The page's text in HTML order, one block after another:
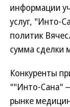
информации
услуг, "Инто-
политик
сумма сделки
Конкуренты
""Инто-Сана"
рынке